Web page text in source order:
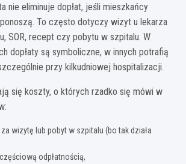
nie eliminuje dopłat, jeśli mieszkańcy
To często dotyczy wizyt u lekarza
SOR, recept czy pobytu w szpitalu. W
dopłaty są symboliczne, w innych potrafią
przy kilkudniowej hospitalizacji.
się koszty, o których rzadko się mówi w
za wizytę lub pobyt w szpitalu (bo tak działa
odpłatnością,